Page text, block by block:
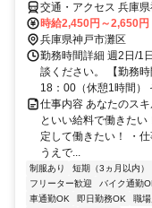
交通・アクセス 兵庫
時給2,450円～2,650円
兵庫県神戸市灘区
勤務時間詳細 週2日/1
談ください。 【勤務
18：00（休憩1時間）
仕事内容 あなたのス
といい給料で働きた
定して働きたい！ ・
うえで...
制服あり 短期（3ヵ月以内）
フリーター歓迎
バイク通勤
車通勤OK
即日勤務OK 職